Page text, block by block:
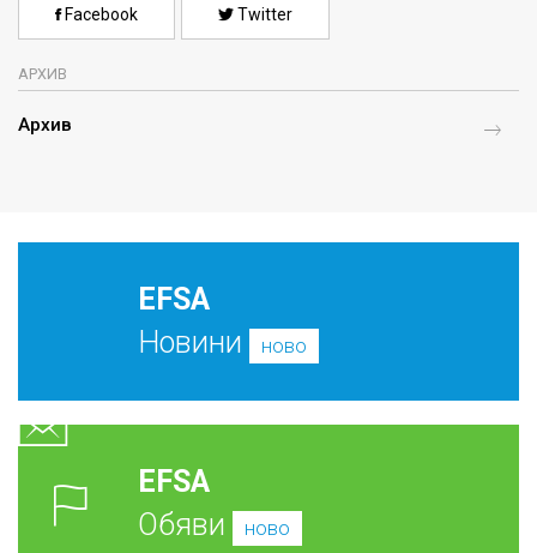
Facebook Twitter
АРХИВ
Архив
EFSA
Новини
ново
EFSA
Обяви
ново